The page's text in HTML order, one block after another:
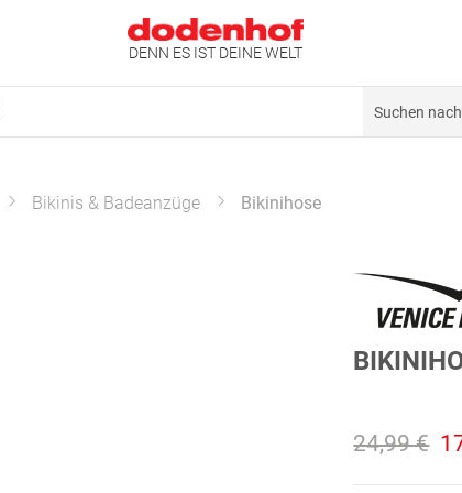
DENN ES IST DEINE WELT
Bikinis & Badeanzüge Bikinihose
24,99 €